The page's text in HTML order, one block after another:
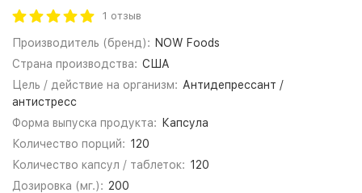
1 отзыв
Производитель (бренд): NOW Foods
Страна производства: США
Цель / действие на организм: Антидепрессант /
антистресс
Форма выпуска продукта:
Капсула
Количество порций: 120
Количество капсул / таблеток: 120
Дозировка (мг.): 200